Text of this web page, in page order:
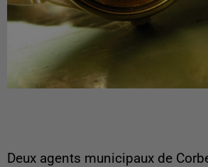
Deux agents municipaux de